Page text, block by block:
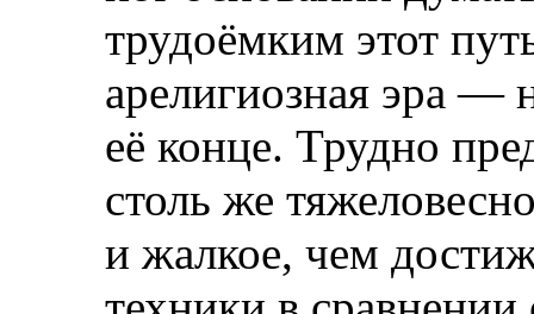
трудоёмким этот
арелигиозная эра —
её конце. Трудно
столь же
и жалкое, чем